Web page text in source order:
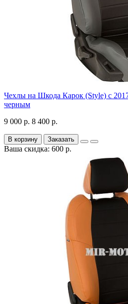
Чехлы на Шкода Карок (Style) с
черным
9 000 р. 8 400 р.
В корзину Заказать
Ваша скидка: 600 р.